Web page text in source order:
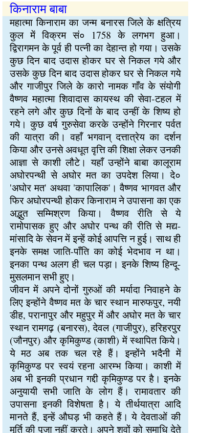
किनाराम बाबा
महात्मा किनाराम का जन्म बनारस जिले के क्षत्रिय
कुल में विक्रम सं० 1758 के लगभग हुआ।
द्विरागमन के पूर्व ही पत्नी का देहान्त हो गया। उसके
कुछ दिन बाद उदास होकर घर से निकल गये और
उसके कुछ दिन बाद उदास होकर घर से निकल गये
और गाजीपुर जिले के कारो नामक गाँव के संयोगी
वैष्णव महात्मा शिवादास कायस्थ की सेवा-टहल में
रहने लगे और कुछ दिनों के बाद उन्हीं के शिष्य हो
गये। कुछ वर्ष गुरुसेवा करके उन्होंने गिरनार पर्वत
की यात्रा की। वहाँ भगवान् दत्तात्रेय का दर्शन
किया और उनसे अवधूत वृत्ति की शिक्षा लेकर उनकी
आज्ञा से काशी लौटे। यहाँ उन्होंने बाबा कालूराम
अघोरपन्थी से अघोर मत का उपदेश लिया। दे०
'अघोर मत' अथवा 'कापालिक'। वैष्णव भागवत और
फिर अघोरपन्थी होकर किनाराम ने उपासना का एक
अद्भुत सम्मिश्रण किया। वैष्णव रीति से ये
रामोपासक हुए और अघोर पन्थ की रीति से मद्य-
मांसादि के सेवन में इन्हें कोई आपत्ति न हुई। साथ ही
इनके समक्ष जाति-पाँति का कोई भेदभाव न था।
इनका पन्थ अलग ही चल पड़ा। इनके शिष्य हिन्दू-
मुसलमान सभी हुए।
जीवन में अपने दोनों गुरुओं की मर्यादा निवाहने के
लिए इन्होंने वैष्णव मत के चार स्थान मारुफपुर, नयी
डीह, परानापुर और महुपुर में और अघोर मत के चार
स्थान रामगढ़ (बनारस), देवल (गाजीपुर), हरिहरपुर
(जौनपुर) और कृमिकुण्ड (काशी) में स्थापित किये।
ये मठ अब तक चल रहे हैं। इन्होंने भदैनी में
कृमिकुण्ड पर स्वयं रहना आरम्भ किया। काशी में
अब भी इनकी प्रधान गद्दी कृमिकुण्ड पर है। इनके
अनुयायी सभी जाति के लोग हैं। रामावतार की
उपासना इनकी विशेषता है। ये तीर्थयात्रा आदि
मानते हैं, इन्हें औघड़ भी कहते हैं। ये देवताओं की
मूर्ति की पूजा नहीं करते। अपने शवों को समाधि देते